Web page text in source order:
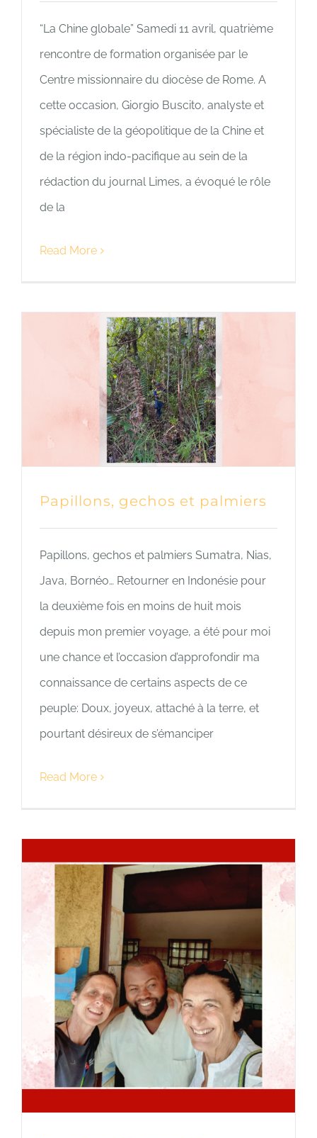
“La Chine globale” Samedi 11 avril, quatrième
rencontre de formation organisée par le
Centre missionnaire du diocèse de Rome. A
cette occasion, Giorgio Buscito, analyste et
spécialiste de la géopolitique de la Chine et
de la région indo-pacifique au sein de la
rédaction du journal Limes, a évoqué le rôle
de la
Read More
Papillons, gechos et palmiers
Papillons, gechos et palmiers Sumatra, Nias,
Java, Bornéo… Retourner en Indonésie pour
la deuxième fois en moins de huit mois
depuis mon premier voyage, a été pour moi
une chance et l’occasion d’approfondir ma
connaissance de certains aspects de ce
peuple: Doux, joyeux, attaché à la terre, et
pourtant désireux de s’émanciper
Read More